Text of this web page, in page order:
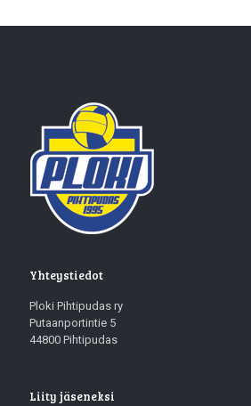
Yhteystiedot
Ploki Pihtipudas ry
Putaanportintie 5
44800 Pihtipudas
Liity jäseneksi